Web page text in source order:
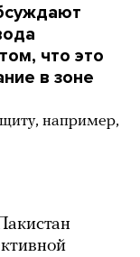
что это
в зоне
например,